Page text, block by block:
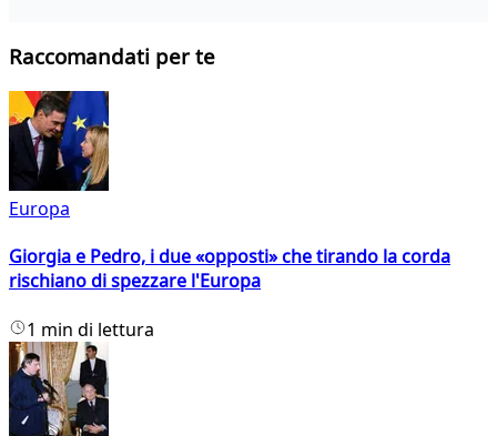
Raccomandati per te
Europa
Giorgia e Pedro, i due «opposti» che tirando la corda
rischiano di spezzare l'Europa
1 min di lettura